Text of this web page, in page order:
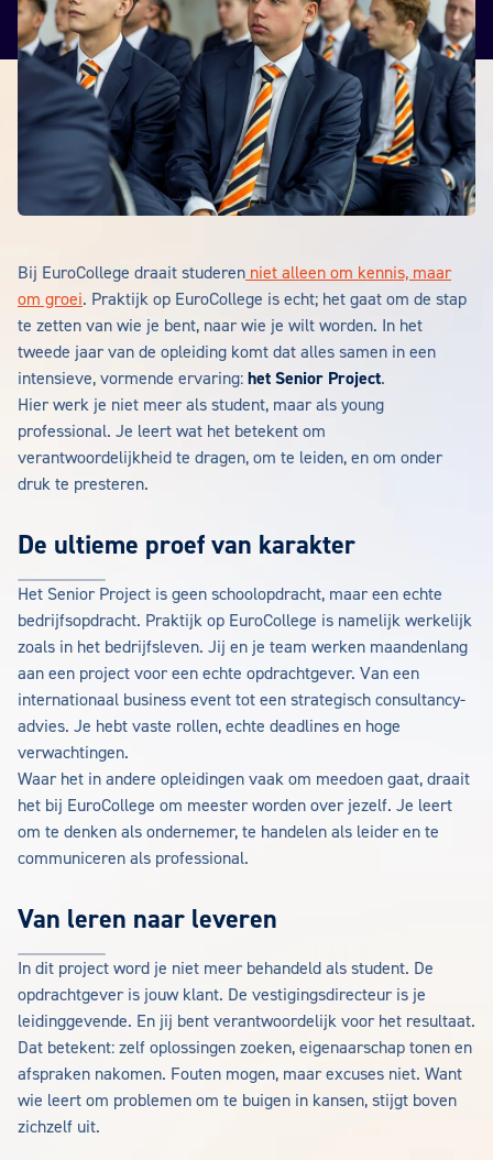
Bij EuroCollege draait studeren niet alleen om kennis, maar
om groei. Praktijk op EuroCollege is echt; het gaat om de stap
te zetten van wie je bent, naar wie je wilt worden. In het
tweede jaar van de opleiding komt dat alles samen in een
intensieve, vormende ervaring: het Senior Project.
Hier werk je niet meer als student, maar als young
professional. Je leert wat het betekent om
verantwoordelijkheid te dragen, om te leiden, en om onder
druk te presteren.
De ultieme proef van karakter
Het Senior Project is geen schoolopdracht, maar een echte
bedrijfsopdracht. Praktijk op EuroCollege is namelijk werkelijk
zoals in het bedrijfsleven. Jij en je team werken maandenlang
aan een project voor een echte opdrachtgever. Van een
internationaal business event tot een strategisch consultancy-
advies. Je hebt vaste rollen, echte deadlines en hoge
verwachtingen.
Waar het in andere opleidingen vaak om meedoen gaat, draait
het bij EuroCollege om meester worden over jezelf. Je leert
om te denken als ondernemer, te handelen als leider en te
communiceren als professional.
Van leren naar leveren
In dit project word je niet meer behandeld als student. De
opdrachtgever is jouw klant. De vestigingsdirecteur is je
leidinggevende. En jij bent verantwoordelijk voor het resultaat.
Dat betekent: zelf oplossingen zoeken, eigenaarschap tonen en
afspraken nakomen. Fouten mogen, maar excuses niet. Want
wie leert om problemen om te buigen in kansen, stijgt boven
zichzelf uit.